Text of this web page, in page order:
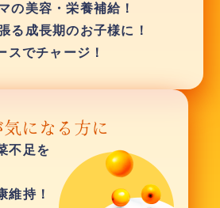
の美容・栄養補給！
る成長期のお子様に！
スでチャージ！
不足を
維持！